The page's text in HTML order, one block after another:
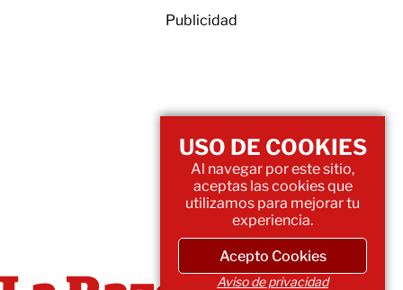
Publicidad
USO DE COOKIES
Al navegar por este sitio,
aceptas las cookies que
utilizamos para mejorar tu
experiencia.
Acepto Cookies
Aviso de privacidad